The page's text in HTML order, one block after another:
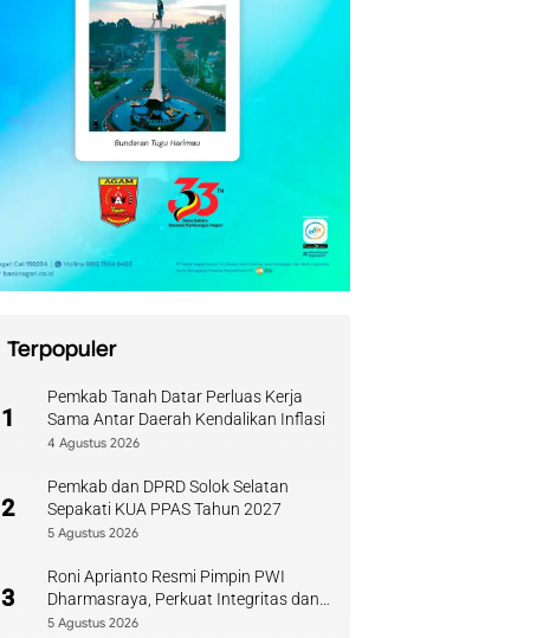
Terpopuler
1
Pemkab Tanah Datar Perluas Kerja
Sama Antar Daerah Kendalikan Inflasi
4 Agustus 2026
2
Pemkab dan DPRD Solok Selatan
Sepakati KUA PPAS Tahun 2027
5 Agustus 2026
3
Roni Aprianto Resmi Pimpin PWI
Dharmasraya, Perkuat Integritas dan
Kompetensi Jurnalis
5 Agustus 2026